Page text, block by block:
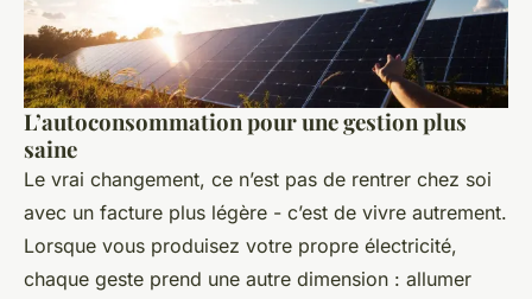
L’autoconsommation pour une gestion plus
saine
Le vrai changement, ce n’est pas de rentrer chez soi
avec un facture plus légère - c’est de vivre autrement.
Lorsque vous produisez votre propre électricité,
chaque geste prend une autre dimension : allumer